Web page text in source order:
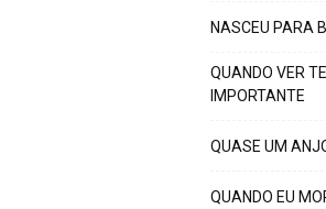
NASCEU PARA
QUANDO VER
IMPORTANTE
QUASE UM
QUANDO EU